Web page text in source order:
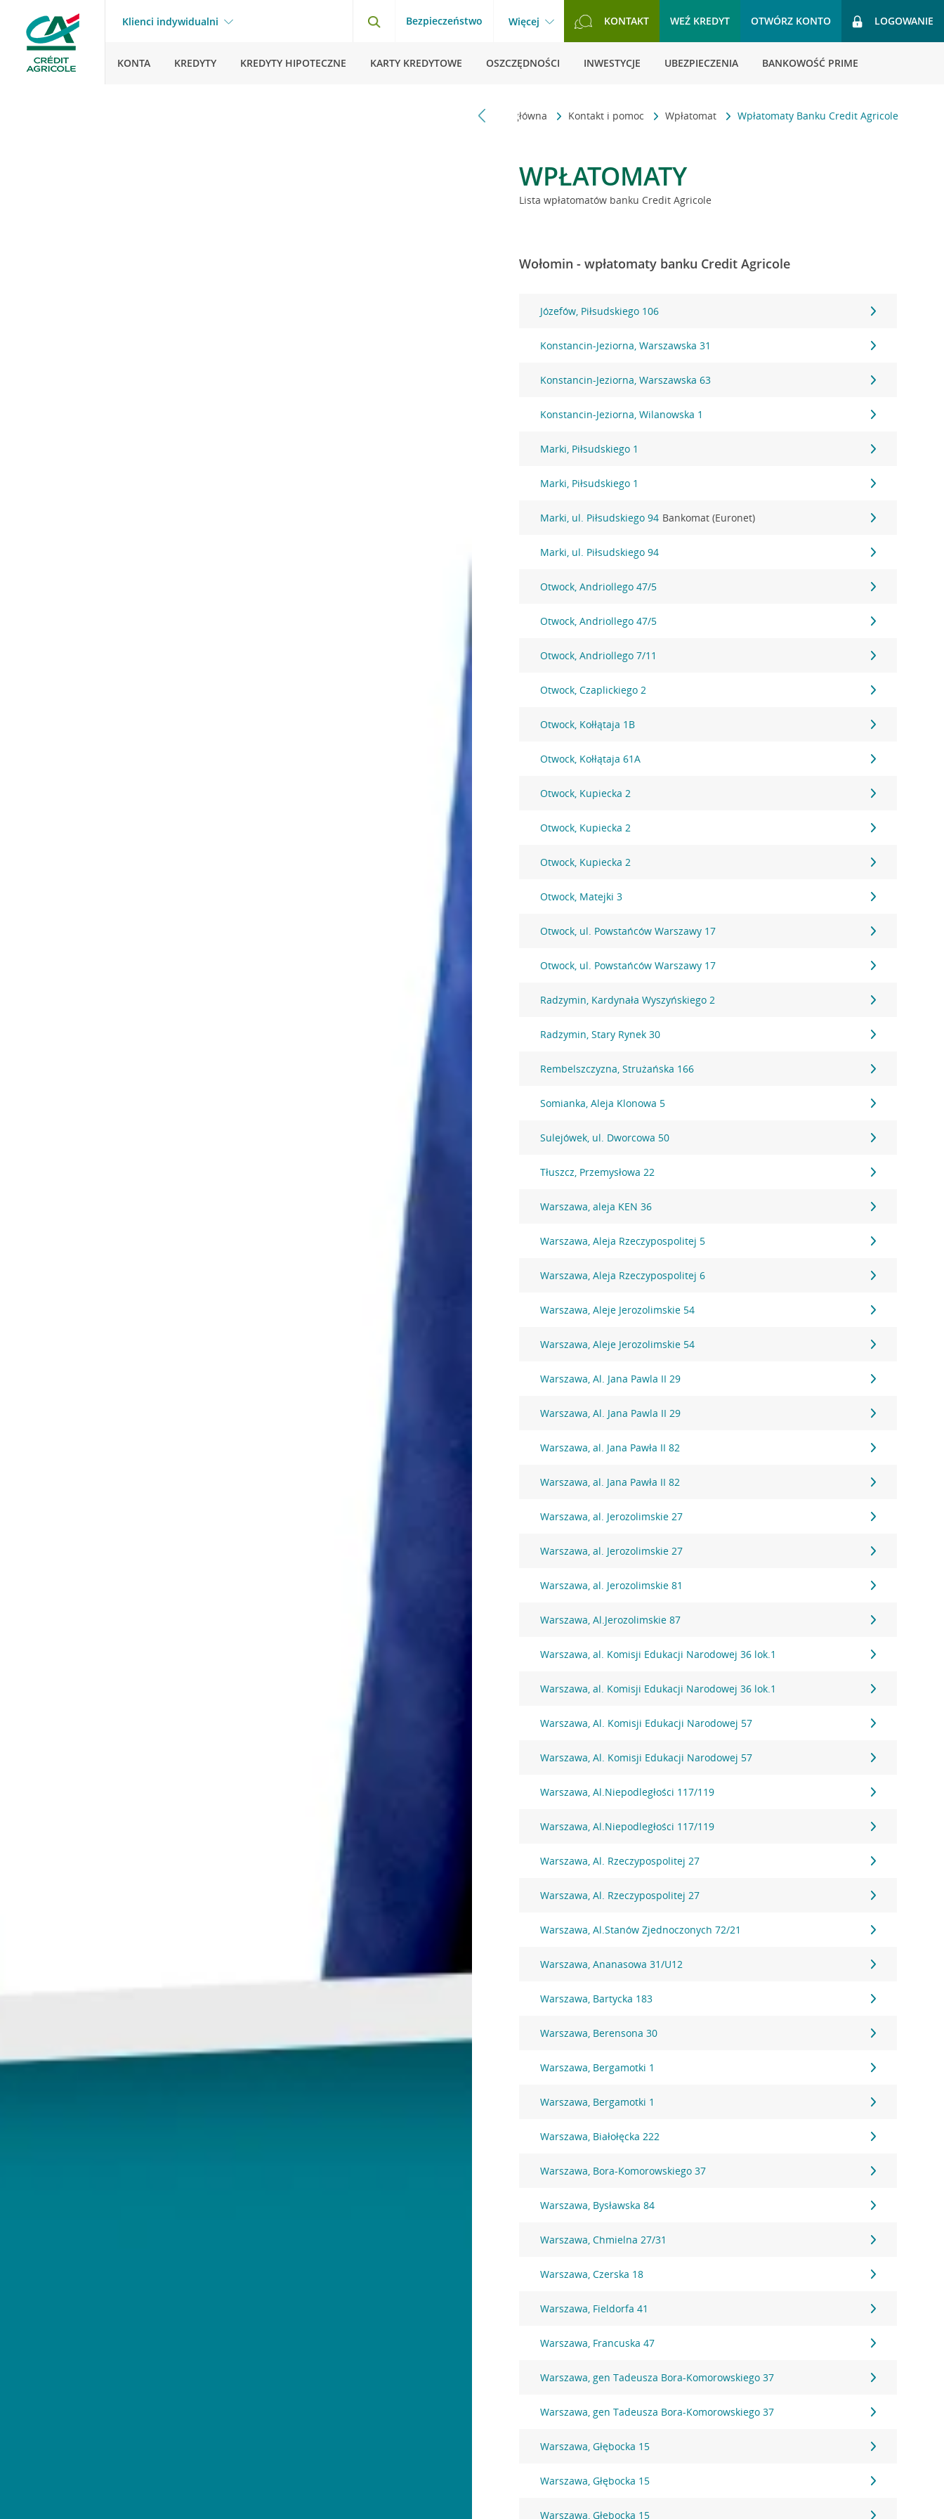
Klienci indywidualni Bezpieczeństwo Więcej KONTAKT WEŹ KREDYT OTWÓRZ KONTO LOGOWANIE
KONTA KREDYTY KREDYTY HIPOTECZNE KARTY KREDYTOWE OSZCZĘDNOŚCI INWESTYCJE UBEZPIECZENIA BANKOWOŚĆ PRIME
Strona główna Kontakt i pomoc Wpłatomat Wpłatomaty Banku Credit Agricole
WPŁATOMATY
Lista wpłatomatów banku Credit Agricole
Wołomin - wpłatomaty banku Credit Agricole
Józefów, Piłsudskiego 106
Konstancin-Jeziorna, Warszawska 31
Konstancin-Jeziorna, Warszawska 63
Konstancin-Jeziorna, Wilanowska 1
Marki, Piłsudskiego 1
Marki, Piłsudskiego 1
Marki, ul. Piłsudskiego 94 Bankomat (Euronet)
Marki, ul. Piłsudskiego 94
Otwock, Andriollego 47/5
Otwock, Andriollego 47/5
Otwock, Andriollego 7/11
Otwock, Czaplickiego 2
Otwock, Kołłątaja 1B
Otwock, Kołłątaja 61A
Otwock, Kupiecka 2
Otwock, Kupiecka 2
Otwock, Kupiecka 2
Otwock, Matejki 3
Otwock, ul. Powstańców Warszawy 17
Otwock, ul. Powstańców Warszawy 17
Radzymin, Kardynała Wyszyńskiego 2
Radzymin, Stary Rynek 30
Rembelszczyzna, Strużańska 166
Somianka, Aleja Klonowa 5
Sulejówek, ul. Dworcowa 50
Tłuszcz, Przemysłowa 22
Warszawa, aleja KEN 36
Warszawa, Aleja Rzeczypospolitej 5
Warszawa, Aleja Rzeczypospolitej 6
Warszawa, Aleje Jerozolimskie 54
Warszawa, Aleje Jerozolimskie 54
Warszawa, Al. Jana Pawla II 29
Warszawa, Al. Jana Pawla II 29
Warszawa, al. Jana Pawła II 82
Warszawa, al. Jana Pawła II 82
Warszawa, al. Jerozolimskie 27
Warszawa, al. Jerozolimskie 27
Warszawa, al. Jerozolimskie 81
Warszawa, Al.Jerozolimskie 87
Warszawa, al. Komisji Edukacji Narodowej 36 lok.1
Warszawa, al. Komisji Edukacji Narodowej 36 lok.1
Warszawa, Al. Komisji Edukacji Narodowej 57
Warszawa, Al. Komisji Edukacji Narodowej 57
Warszawa, Al.Niepodległości 117/119
Warszawa, Al.Niepodległości 117/119
Warszawa, Al. Rzeczypospolitej 27
Warszawa, Al. Rzeczypospolitej 27
Warszawa, Al.Stanów Zjednoczonych 72/21
Warszawa, Ananasowa 31/U12
Warszawa, Bartycka 183
Warszawa, Berensona 30
Warszawa, Bergamotki 1
Warszawa, Bergamotki 1
Warszawa, Białołęcka 222
Warszawa, Bora-Komorowskiego 37
Warszawa, Bysławska 84
Warszawa, Chmielna 27/31
Warszawa, Czerska 18
Warszawa, Fieldorfa 41
Warszawa, Francuska 47
Warszawa, gen Tadeusza Bora-Komorowskiego 37
Warszawa, gen Tadeusza Bora-Komorowskiego 37
Warszawa, Głębocka 15
Warszawa, Głębocka 15
Warszawa, Głębocka 15